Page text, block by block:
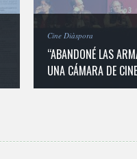
Cine Diàspora
“ABANDONÉ LAS
UNA CÁMARA DE